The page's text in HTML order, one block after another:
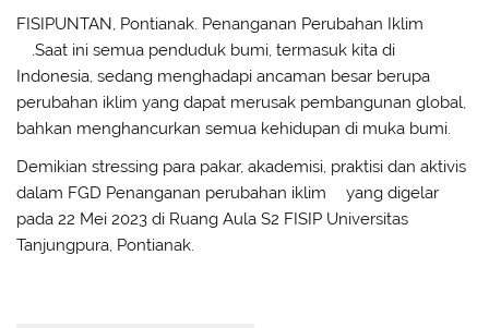
FISIPUNTAN, Pontianak. Penanganan Perubahan Iklim
.Saat ini semua penduduk bumi, termasuk kita di
Indonesia, sedang menghadapi ancaman besar berupa
perubahan iklim yang dapat merusak pembangunan global,
bahkan menghancurkan semua kehidupan di muka bumi.
Demikian stressing para pakar, akademisi, praktisi dan aktivis
dalam FGD Penanganan perubahan iklim
(1)yang digelar
pada 22 Mei 2023 di Ruang Aula S2 FISIP Universitas
Tanjungpura, Pontianak.